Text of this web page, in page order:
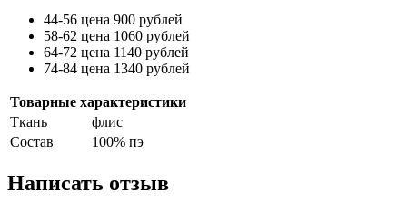
44-56 цена 900 рублей
58-62 цена 1060 рублей
64-72 цена 1140 рублей
74-84 цена 1340 рублей
Товарные характеристики
Ткань
флис
Состав
100% пэ
Написать отзыв